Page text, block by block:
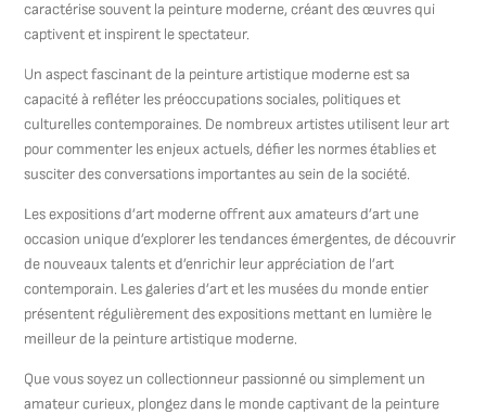
caractérise souvent la peinture moderne, créant des œuvres qui
captivent et inspirent le spectateur.
Un aspect fascinant de la peinture artistique moderne est sa
capacité à refléter les préoccupations sociales, politiques et
culturelles contemporaines. De nombreux artistes utilisent leur art
pour commenter les enjeux actuels, défier les normes établies et
susciter des conversations importantes au sein de la société.
Les expositions d’art moderne offrent aux amateurs d’art une
occasion unique d’explorer les tendances émergentes, de découvrir
de nouveaux talents et d’enrichir leur appréciation de l’art
contemporain. Les galeries d’art et les musées du monde entier
présentent régulièrement des expositions mettant en lumière le
meilleur de la peinture artistique moderne.
Que vous soyez un collectionneur passionné ou simplement un
amateur curieux, plongez dans le monde captivant de la peinture